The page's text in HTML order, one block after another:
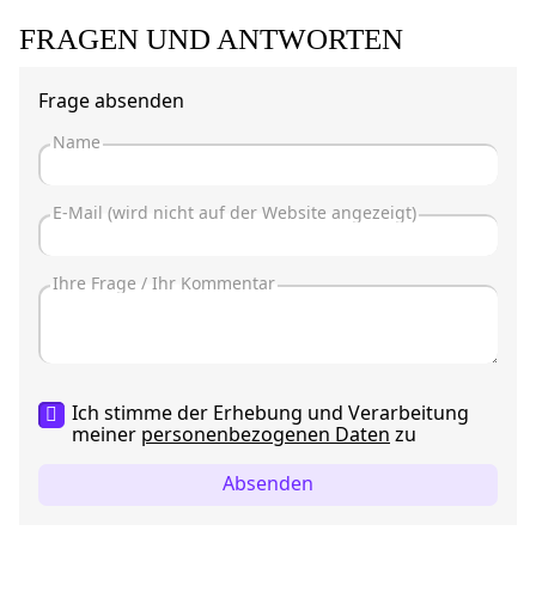
FRAGEN UND ANTWORTEN
Frage absenden
Ich stimme der Erhebung und Verarbeitung
meiner personenbezogenen Daten zu
Absenden